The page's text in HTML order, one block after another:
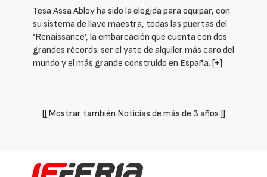
Tesa Assa Abloy ha sido la elegida para equipar, con
su sistema de llave maestra, todas las puertas del
‘Renaissance’, la embarcación que cuenta con dos
grandes récords: ser el yate de alquiler más caro del
mundo y el más grande construido en España. [+]
[[ Mostrar también Noticias de más de 3 años ]]